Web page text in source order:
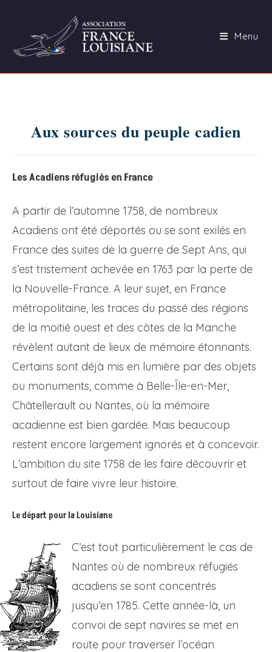
Menu
Aux sources du peuple cadien
Les Acadiens réfugiés en France
A partir de l’automne 1758, de nombreux
Acadiens ont été déportés ou se sont exilés en
France des suites de la guerre de Sept Ans, qui
s’est tristement achevée en 1763 par la perte de
la Nouvelle-France. A leur sujet, en France
métropolitaine, les traces du passé des régions
de la moitié ouest et des côtes de la Manche
révèlent autant de lieux de mémoire étonnants.
Certains sont déjà mis en lumière par des objets
ou monuments, comme à Belle-Île-en-Mer,
Châtellerault ou Nantes, où la mémoire
acadienne est bien gardée. Mais beaucoup
restent encore largement ignorés et à concevoir.
L’ambition du site 1758 de les faire découvrir et
surtout de faire vivre leur histoire.
Le départ pour la Louisiane
C’est tout particulièrement le cas de
Nantes où de nombreux réfugiés
acadiens se sont concentrés
jusqu’en 1785. Cette année-là, un
convoi de sept navires se met en
route pour traverser l’océan